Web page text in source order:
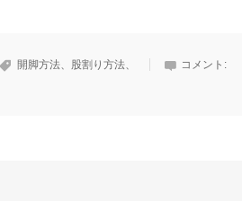
開脚方法、股割り方法、
コメント: